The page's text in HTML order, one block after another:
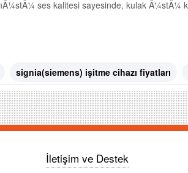
signia(siemens) işitme cihazı fiyatları
İletişim ve Destek